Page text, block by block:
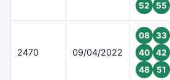
52
55
2470 09/04/2022
08
33
40
42
48
51